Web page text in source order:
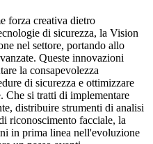
forza creativa dietro
di sicurezza, la Vision
nel settore, portando allo
Queste innovazioni
la consapevolezza
di sicurezza e ottimizzare
Che si tratti di implementare
distribuire strumenti di analisi
riconoscimento facciale, la
in prima linea nell'evoluzione